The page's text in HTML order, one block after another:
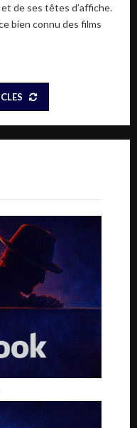
de ses têtes d’affiche.
bien connu des films